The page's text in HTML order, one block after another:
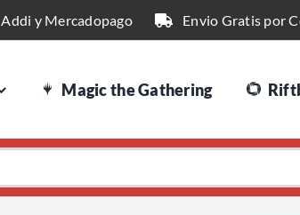
Addi y Mercadopago Envio Gratis por
Magic the Gathering